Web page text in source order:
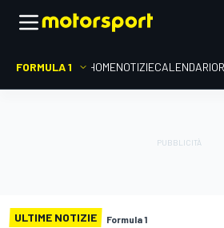
FORMULA 1 HOMENOTIZIECALENDARIO
ULTIME NOTIZIE Formula 1